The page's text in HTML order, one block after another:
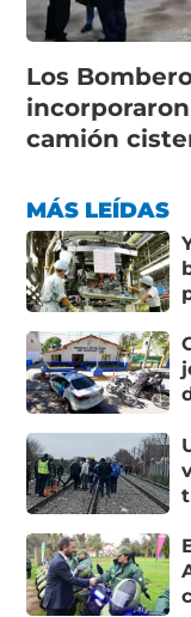
Los
camión
MÁS LEÍDAS